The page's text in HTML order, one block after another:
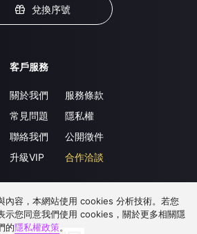
兌換序號
客戶服務
關於我們
常見問題
聯絡我們
升級VIP
服務條款
隱私權
公開徵件
合作洽談
內容，本網站使用 cookies 分析技術。若您
示您同意我們使用 cookies，關於更多相關隱
的隱私權政策。